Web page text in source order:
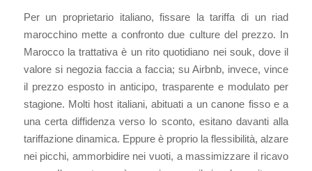
Per un proprietario italiano, fissare la tariffa di un riad
marocchino mette a confronto due culture del prezzo. In
Marocco la trattativa è un rito quotidiano nei souk, dove il
valore si negozia faccia a faccia; su Airbnb, invece, vince
il prezzo esposto in anticipo, trasparente e modulato per
stagione. Molti host italiani, abituati a un canone fisso e a
una certa diffidenza verso lo sconto, esitano davanti alla
tariffazione dinamica. Eppure è proprio la flessibilità, alzare
nei picchi, ammorbidire nei vuoti, a massimizzare il ricavo